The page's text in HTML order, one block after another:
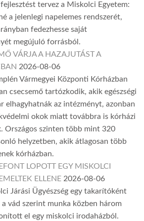
tervez a Miskolci Egyetem:
a jelenlegi napelemes rendszerét,
fedezhesse saját
megújuló forrásból.
VÁRJA A HAZAJUTÁST A
2026-08-06
Vármegyei Központi Kórházban
csecsemő tartózkodik, akik egészségi
elhagyhatnák az intézményt, azonban
okok miatt továbbra is kórházi
Országos szinten több mint 320
helyzetben, akik átlagosan több
kórházban.
LOPOTT EGY MISKOLCI
ELLENE 2026-08-06
Járási Ügyészség egy takarítóként
vád szerint munka közben három
el egy miskolci irodaházból.